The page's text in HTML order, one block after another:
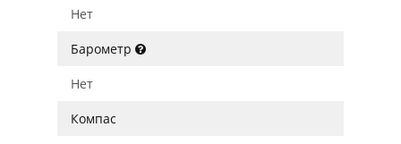
Нет
Барометр
Нет
Компас